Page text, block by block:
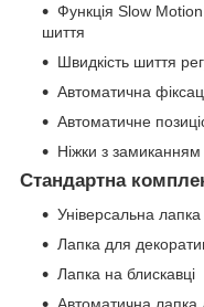
Функція Slow
шиття
Швидкість шиття
Автоматична
Автоматичне
Ніжки з
Стандартна
Універсальна лапка
Лапка для
Лапка на блискавці